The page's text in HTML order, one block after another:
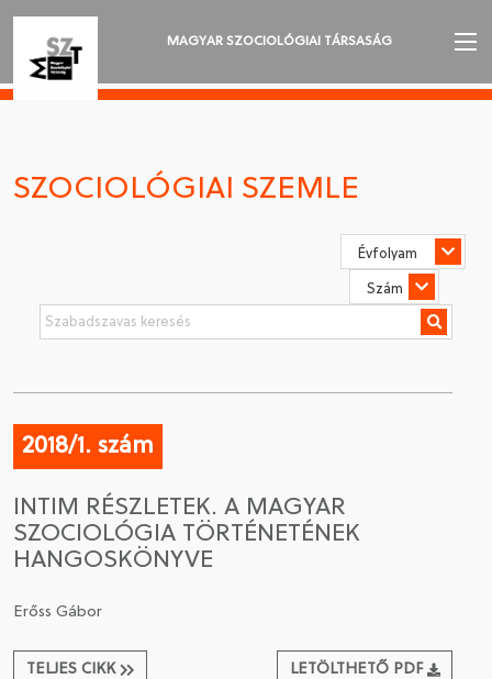
MAGYAR SZOCIOLÓGIAI TÁRSASÁG
SZOCIOLÓGIAI SZEMLE
CSATLAKOZÁS A TÁRSASÁGHOZ / MEGÚJÍTOM A
TAGSÁGOMAT
SZOCIOLÓGIAI SZEMLE
2018/1. szám
INTIM RÉSZLETEK. A MAGYAR
SZOCIOLÓGIA TÖRTÉNETÉNEK
HANGOSKÖNYVE
Erőss Gábor
TELJES CIKK LETÖLTHETŐ PDF